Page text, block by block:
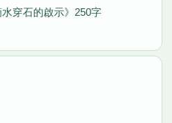
穿石的啟示》250字